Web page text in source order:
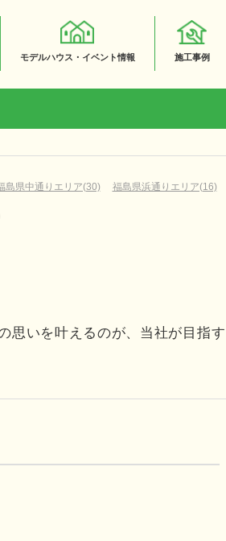
モデルハウス・イベント情報 施工事例
島県中通りエリア(30) 福島県浜通りエリア(16)
思いを叶えるのが、当社が目指す